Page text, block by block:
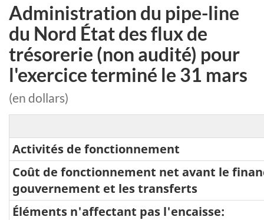
Administration du pipe-line
du Nord État des flux de
trésorerie (non audité) pour
l'exercice terminé le 31 mars
(en dollars)
Activités de fonctionnement
Coût de fonctionnement net avant le
gouvernement et les transferts
Éléments n'affectant pas l'encaisse: